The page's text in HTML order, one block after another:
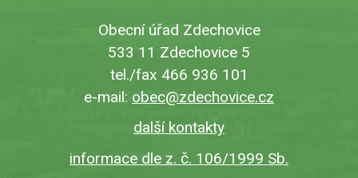
Obecní úřad Zdechovice
533 11 Zdechovice 5
tel./fax 466 936 101
e-mail: obec@zdechovice.cz
další kontakty
informace dle z. č. 106/1999 Sb.